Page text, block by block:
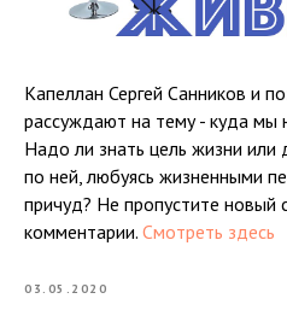
Капеллан Сергей Санников и
рассуждают на тему - куда мы
Надо ли знать цель жизни или
по ней, любуясь жизненными
причуд? Не пропустите новый
комментарии. Смотреть здесь
03.05.2020